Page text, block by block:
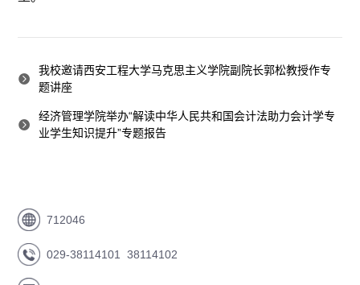
我校邀请西安工程大学马克思主义学院副院长郭松教授作专
题讲座
经济管理学院举办“解读中华人民共和国会计法助力会计学专
业学生知识提升”专题报告
712046
029-38114101 38114102